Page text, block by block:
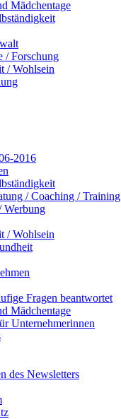
Mädchentage
/ Forschung
/ Wohlsein
2016
/ Coaching / Training
Werbung
/ Wohlsein
Fragen beantwortet
Mädchentage
Unternehmerinnen
des Newsletters